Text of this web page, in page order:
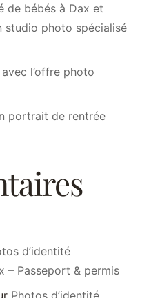
de bébés à Dax et
studio photo spécialisé
l’offre photo
portrait de rentrée
d’identité
– Passeport & permis
Photos d’identité